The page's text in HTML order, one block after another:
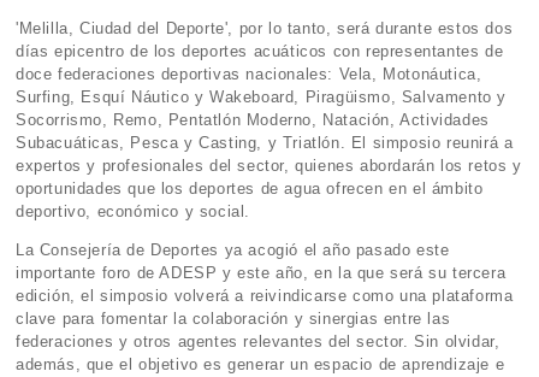
'Melilla, Ciudad del Deporte', por lo tanto, será durante estos dos
días epicentro de los deportes acuáticos con representantes de
doce federaciones deportivas nacionales: Vela, Motonáutica,
Surfing, Esquí Náutico y Wakeboard, Piragüismo, Salvamento y
Socorrismo, Remo, Pentatlón Moderno, Natación, Actividades
Subacuáticas, Pesca y Casting, y Triatlón. El simposio reunirá a
expertos y profesionales del sector, quienes abordarán los retos y
oportunidades que los deportes de agua ofrecen en el ámbito
deportivo, económico y social.
La Consejería de Deportes ya acogió el año pasado este
importante foro de ADESP y este año, en la que será su tercera
edición, el simposio volverá a reivindicarse como una plataforma
clave para fomentar la colaboración y sinergias entre las
federaciones y otros agentes relevantes del sector. Sin olvidar,
además, que el objetivo es generar un espacio de aprendizaje e